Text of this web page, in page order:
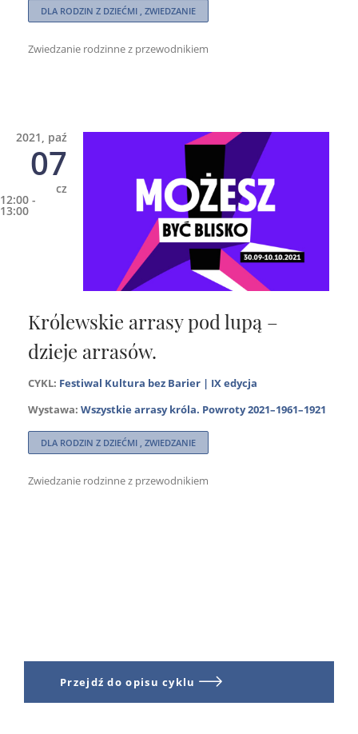
DLA RODZIN Z DZIEĆMI , ZWIEDZANIE
Zwiedzanie rodzinne z przewodnikiem
2021, paź
07
cz
12:00 -
13:00
Królewskie arrasy pod lupą –
dzieje arrasów.
CYKL: Festiwal Kultura bez Barier | IX edycja
Wystawa: Wszystkie arrasy króla. Powroty 2021–1961–1921
DLA RODZIN Z DZIEĆMI , ZWIEDZANIE
Zwiedzanie rodzinne z przewodnikiem
Przejdź do opisu cyklu